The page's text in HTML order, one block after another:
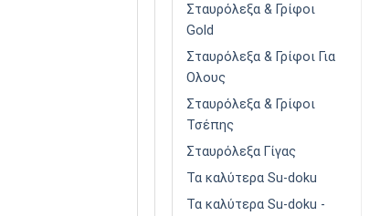
Σταυρόλεξα & Γρίφοι
Gold
Σταυρόλεξα & Γρίφοι Για
Ολους
Σταυρόλεξα & Γρίφοι
Τσέπης
Σταυρόλεξα Γίγας
Τα καλύτερα Su-doku
Τα καλύτερα Su-doku -
ΣΚΑΝΔΙΝΑΒΙΚΆ ΓΙΑ ΟΛΟΥΣ
Τόμος 48
€3,90
Διαβάστε